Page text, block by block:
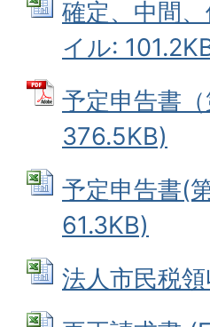
確定、中間
イル:
予定申告書
376.5KB)
予定申告書(
61.3KB)
法人市民税